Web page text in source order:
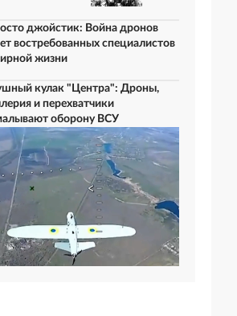
всего»:
Рубио
отреагировал на
требование
оружием
джойстик: Война дронов
востребованных специалистов
жизни
кулак "Центра": Дроны,
и перехватчики
оборону ВСУ